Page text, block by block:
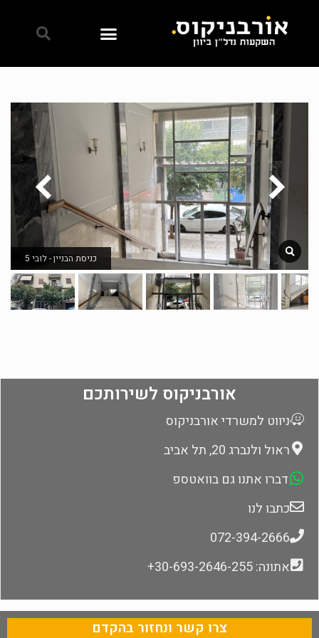
כניסת הבניין - לובי 5
אורבניקוס לשירותכם
ניווט למשרדי אורבניקוס
ראול ולנברג 20, תל אביב
דברו אתנו גם בוואטספ
כתבו לנו
072-394-2666
אתונה: 30-693-2646-255+
צרו קשר ונחזור בהקדם